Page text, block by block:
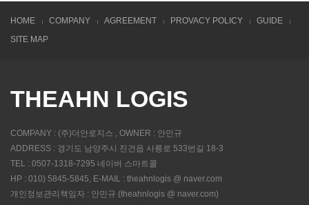
HOME COMPANY AGREEMENT PROVACY POLICY
GUIDE
SITE MAP
THEAHN LOGIS
COMPANY : (주)더안로지스 , OWNER : 안민규
ADDRESS : 경기도 남양주시 진건읍 사릉로 533번길 18-3
TEL : 0507-1318-7295 네이버 스마트콜
HP : 010) 5845-5845, E-MAIL : theahnlogis @ naver.com
개인정보관리책임자 : 안민규 (theahnlogis @ naver.com)